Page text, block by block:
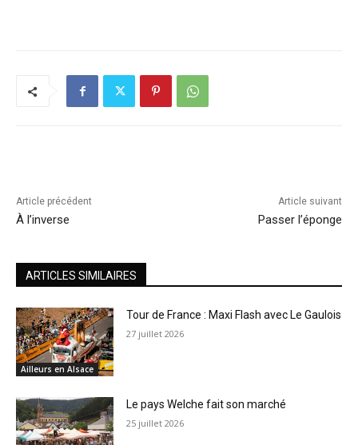
Article précédent
À l’inverse
Article suivant
Passer l’éponge
ARTICLES SIMILAIRES
Ailleurs en Alsace
Tour de France : Maxi Flash avec Le Gaulois
27 juillet 2026
Le pays Welche fait son marché
25 juillet 2026